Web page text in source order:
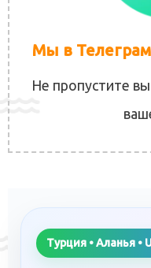
Мы в
Не пропустите
Турция • Аланья •